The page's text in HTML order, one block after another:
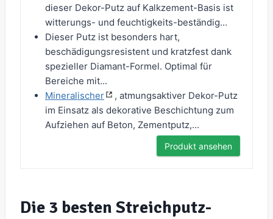
dieser Dekor-Putz auf Kalkzement-Basis ist
witterungs- und feuchtigkeits-beständig...
Dieser Putz ist besonders hart,
beschädigungsresistent und kratzfest dank
spezieller Diamant-Formel. Optimal für
Bereiche mit...
Mineralischer
, atmungsaktiver Dekor-Putz
im Einsatz als dekorative Beschichtung zum
Aufziehen auf Beton, Zementputz,...
Produkt ansehen
Die 3 besten Streichputz-